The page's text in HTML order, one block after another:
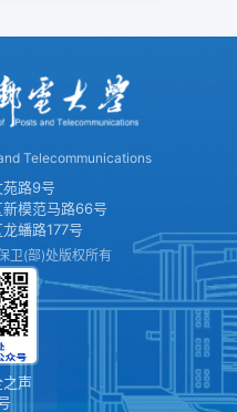
Telecommunications
路9号
模范马路66号
蟠路177号
卫(部)处版权所有
声